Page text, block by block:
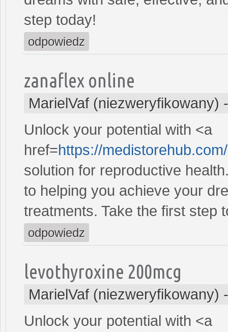
step today!
odpowiedz
zanaflex online
MarielVaf (niezweryfikowany)
Unlock your potential with <a
href=https://
solution for reproductive
to helping you achieve your
treatments. Take the first step
odpowiedz
levothyroxine 200mcg
MarielVaf (niezweryfikowany)
Unlock your potential with <a